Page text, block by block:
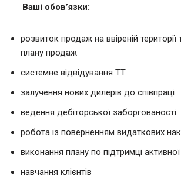
Ваші обов’язки:
розвиток продаж на ввіреній території
плану продаж
системне відвідування ТТ
залучення нових дилерів до співпраці
ведення дебіторської заборгованості
робота із поверненням видаткових
виконання плану по підтримці активної
навчання клієнтів